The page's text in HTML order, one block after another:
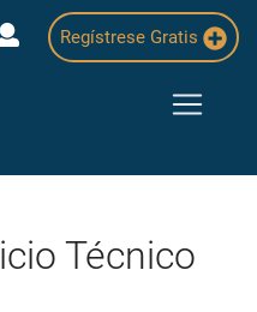
Regístrese Gratis
Técnico